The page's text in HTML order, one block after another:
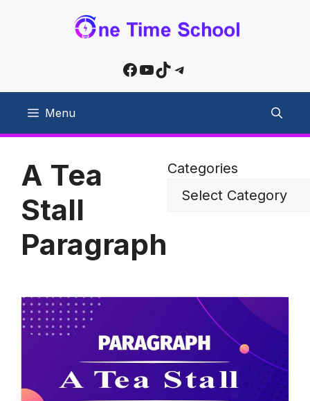
Facebook
YouTube
TikTokTelegram
Menu
A Tea
Stall
Paragraph
Categories